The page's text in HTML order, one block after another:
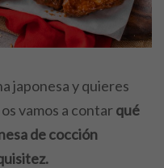
japonesa y quieres
vamos a contarqué
de cocción